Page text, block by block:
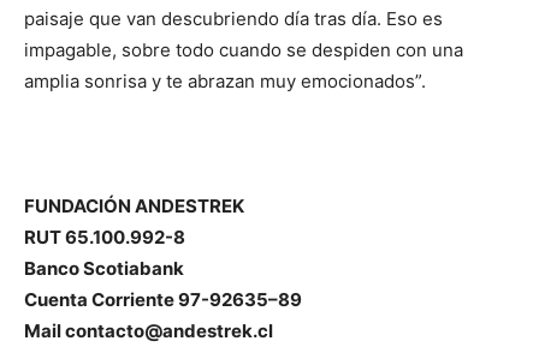
paisaje que van descubriendo día tras día. Eso es
impagable, sobre todo cuando se despiden con una
amplia sonrisa y te abrazan muy emocionados”.
FUNDACIÓN ANDESTREK
RUT 65.100.992-8
Banco Scotiabank
Cuenta Corriente 97-92635–89
Mail contacto@andestrek.cl